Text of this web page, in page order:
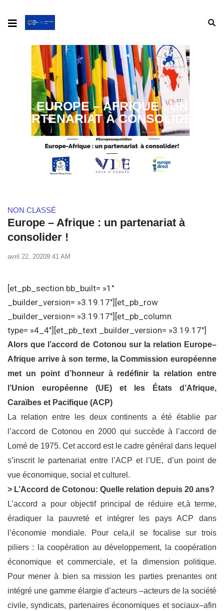
EUROPE – AFRIQUE : UN
PARTENARIAT À CONSOLIDER !
NON CLASSÉ
Europe – Afrique : un partenariat à
consolider !
avril 22, 20209:41 AM
[et_pb_section bb_built= »1″
_builder_version= »3.19.17″][et_pb_row
_builder_version= »3.19.17″][et_pb_column
type= »4_4″][et_pb_text _builder_version= »3.19.17″]
Alors que l’accord de Cotonou sur la relation Europe–
Afrique arrive à son terme, laCommission européenne
met un point d’honneur à redéfinir la relation entre
l’Union européenne (UE) et les États d’Afrique,
Caraïbes et Pacifique (ACP)
La relation entre les deux continents a été établie par
l’accord de Cotonou en 2000 qui succède à l’accord de
Lomé de 1975. Cet accord est le cadre général dans lequel
s’inscrit le partenariat entre l’ACPet l’UE, d’un point de
vue économique, social et cu lturel.
> L’Accord de Cotonou: Quelle relation depuis 20 ans?
L’accord a pour objectif principal de réduire et,à terme,
éradiquer la pauvreté et intégrer
les pays ACP dans
l’économie mondiale. Pour cel a,il se focalise sur trois
piliers : lacoopération au développement, la coopération
économique et commerciale, et la dimension politique.
Pour mener à bien sa mission les parties prenantes ont
intégré une gamme élargie d’acteurs –acteurs de la société
civile, syndicats, partenaires économiques et sociaux–afin